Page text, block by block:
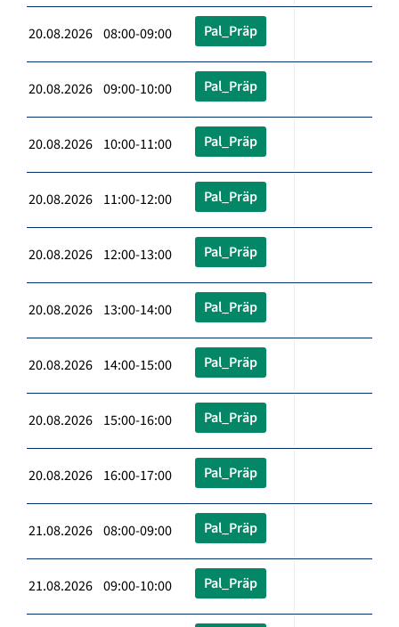
20.08.2026 08:00-09:00 Pal_Präp
20.08.2026 09:00-10:00 Pal_Präp
20.08.2026 10:00-11:00 Pal_Präp
20.08.2026 11:00-12:00 Pal_Präp
20.08.2026 12:00-13:00 Pal_Präp
20.08.2026 13:00-14:00 Pal_Präp
20.08.2026 14:00-15:00 Pal_Präp
20.08.2026 15:00-16:00 Pal_Präp
20.08.2026 16:00-17:00 Pal_Präp
21.08.2026 08:00-09:00 Pal_Präp
21.08.2026 09:00-10:00 Pal_Präp